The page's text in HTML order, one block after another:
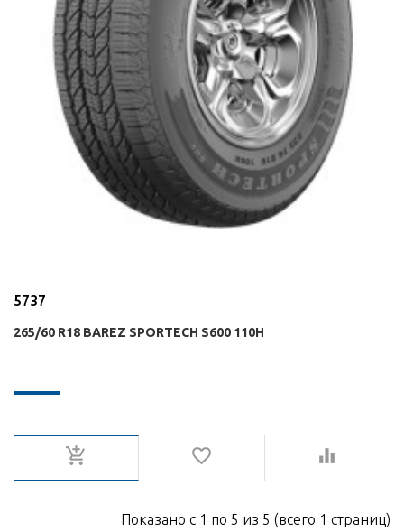
5737
265/60 R18 BAREZ SPORTECH S600 110H
Показано с 1 по 5 из 5 (всего 1 страниц)